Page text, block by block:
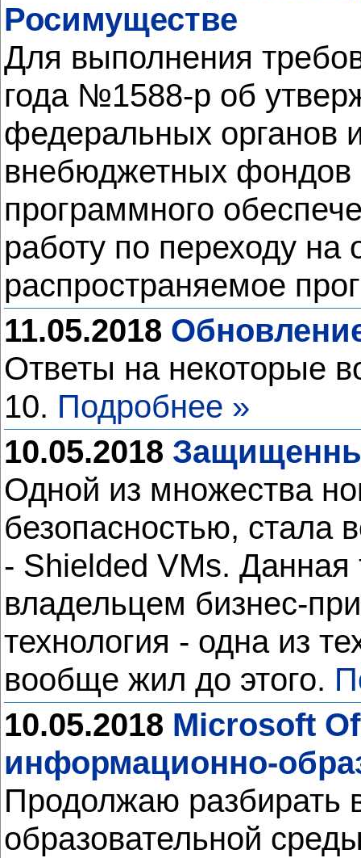
Росимуществе
Для выполнения
года №1588-р об
федеральных органов
внебюджетных фондов
программного
работу по переходу на
распространяемое
11.05.2018
Ответы на некоторые
10. Подробнее »
10.05.2018
Одной из множества
безопасностью,
- Shielded VMs. Данная
владельцем бизнес-
технология - одна из
вообще жил до этого.
10.05.2018 Microsoft
информационно-
Продолжаю разбирать
образовательной